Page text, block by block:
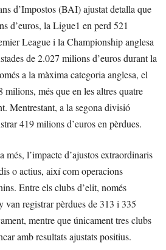
d’Impostos (BAI) ajustat detalla que
d’euros, la Ligue1 en perd 521
League i la Championship anglesa
de 2.027 milions d’euros durant la
a la màxima categoria anglesa, el
més que en les altres quatre
Mentrestant, a la segona divisió
419 milions d’euros en pèrdues.
l’impacte d’ajustos extraordinaris
o actius, així com operacions
Entre els clubs d’elit, només
van registrar pèrdues de 313 i 335
mentre que únicament tres clubs
amb resultats ajustats positius.